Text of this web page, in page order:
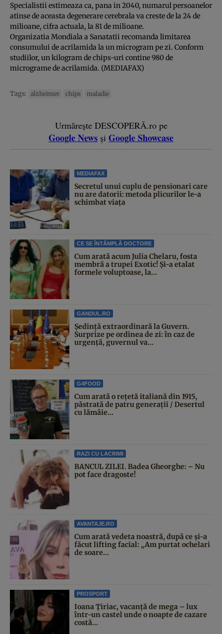
Specialistii estimeaza ca, pana in 2040, numarul persoanelor
atinse de aceasta degenerare cerebrala va creste de la 24 de
milioane, cifra actuala, la 81 de milioane.
Organizatia Mondiala a Sanatatii recomanda limitarea
consumului de acrilamida la un microgram pe zi. Conform
studiilor, un kilogram de chips-uri contine 980 de
micrograme de acrilamida. (MEDIAFAX)
Tags: alzheimer chips maladie
Urmărește DESCOPERĂ.ro pe
Google News și Google Showcase
MEDIAFAX
Secretul unui cuplu de pensionari care
nu are datorii: metoda plicurilor le-a
schimbat viața
CE SE ÎNTÂMPLĂ DOCTORE
Cum arată acum Julia Chelaru, fosta
membră a trupei Exotic! Și-a etalat
formele voluptoase, la...
GANDUL.RO
Şedinţă extraordinară la Guvern.
Surprize pe ordinea de zi: în caz de
urgență, guvernul va...
G4FOOD
Cum arată o rețetă italiană din 1915,
păstrată de patru generații / Desertul
cu lămâie...
RAZI CU LACRIMI
BANCUL ZILEI. Badea Gheorghe: – Nu
pot face dragoste!
AVANTAJE.RO
Cum arată vedeta noastră, după ce și-a
făcut lifting facial: „Am purtat ochelari
de soare...
PROSPORT
Ioana Țiriac, vacanță de mega – lux
într-un castel unde o noapte de cazare
costă...